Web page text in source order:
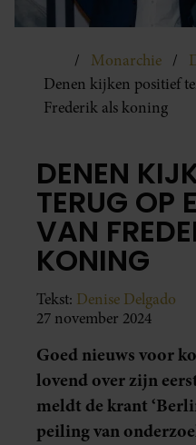
Monarchie
Denen kijken positief
Frederik als koning
DENEN
TERUG OP
VAN
KONING
Tekst: Denise Delgado
27 november 2024
Goed nieuws voor
lovend over zijn
meldt de krant
peiling van